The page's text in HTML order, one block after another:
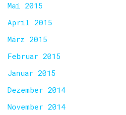
Mai 2015
April 2015
März 2015
Februar 2015
Januar 2015
Dezember 2014
November 2014